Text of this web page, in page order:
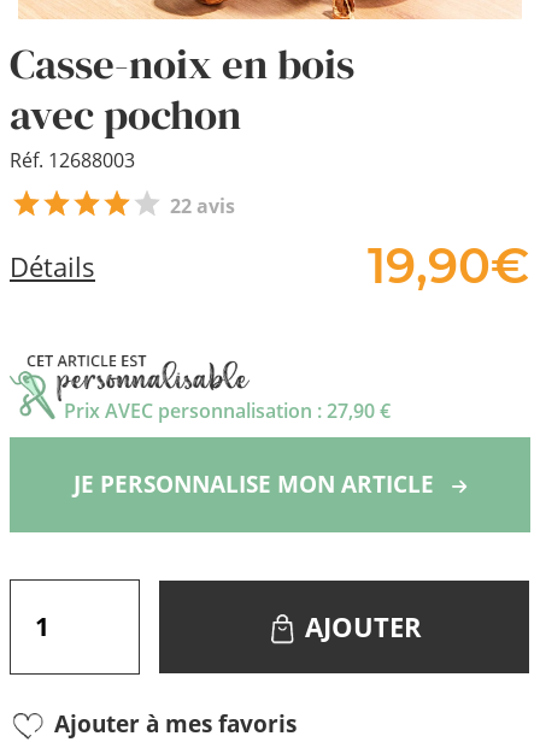
Casse-noix en bois
avec pochon
Réf. 12688003
22 avis
Détails 19,90€
Prix AVEC personnalisation : 27,90 €
JE PERSONNALISE MON ARTICLE
AJOUTER
Ajouter à mes favoris